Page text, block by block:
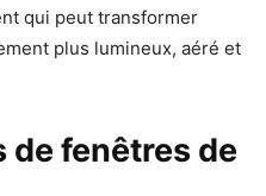
qui peut transformer
plus lumineux, aéré et
de fenêtres de